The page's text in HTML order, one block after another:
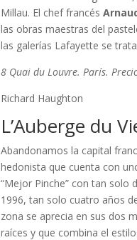
Millau. El chef francés
las obras maestras del
las galerías Lafayette se
8 Quai du Louvre. París.
Richard Haughton
L’Auberge du
Abandonamos la capital
hedonista que cuenta con
“Mejor Pinche” con tan solo
1996, tan solo cuatro años
zona se aprecia en sus dos
raíces y que combina el